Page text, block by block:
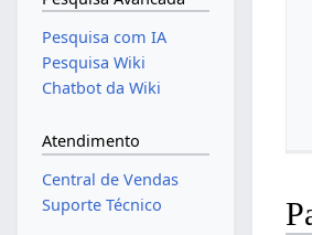
Pesquisa com IA
Pesquisa Wiki
Chatbot da Wiki
Atendimento
Central de Vendas
Suporte Técnico